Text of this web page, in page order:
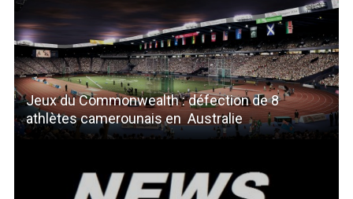
Jeux du Commonwealth : défection de 8
athlètes camerounais en Australie